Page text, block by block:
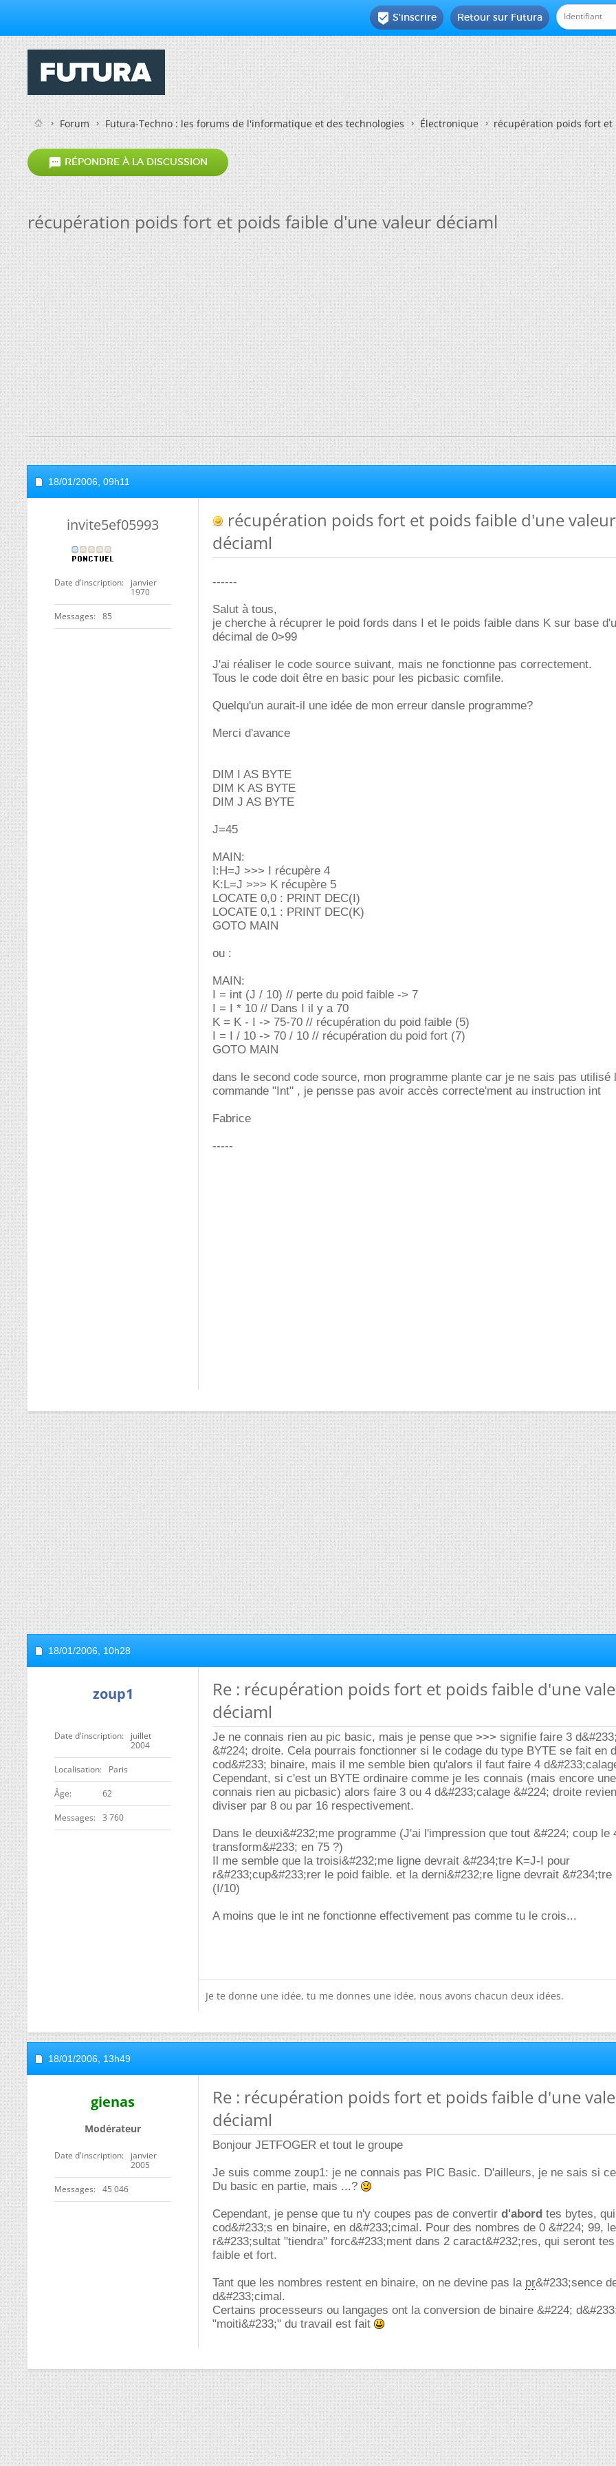
Retour sur Futura
 S'inscrire
Forum Futura-Techno : les forums de l'informatique et des technologies Électronique récupération poids fort
 RÉPONDRE À LA DISCUSSION
récupération poids fort et poids faible d'une valeur déciaml
18/01/2006, 09h11
invite5ef05993
Date d'inscription
janvier
1970
Messages 85
récupération poids fort et poids faible d'une valeur
déciaml
------
Salut à tous,
je cherche à récuprer le poid fords dans I et le poids faible dans K sur base
décimal de 0>99
J'ai réaliser le code source suivant, mais ne fonctionne pas correctement.
Tous le code doit être en basic pour les picbasic comfile.
Quelqu'un aurait-il une idée de mon erreur dansle programme?
Merci d'avance
DIM I AS BYTE
DIM K AS BYTE
DIM J AS BYTE
J=45
MAIN:
I:H=J >>> I récupère 4
K:L=J >>> K récupère 5
LOCATE 0,0 : PRINT DEC(I)
LOCATE 0,1 : PRINT DEC(K)
GOTO MAIN
ou :
MAIN:
I = int (J / 10) // perte du poid faible -> 7
I = I * 10 // Dans I il y a 70
K = K - I -> 75-70 // récupération du poid faible (5)
I = I / 10 -> 70 / 10 // récupération du poid fort (7)
GOTO MAIN
dans le second code source, mon programme plante car je ne sais pas utilisé
commande "Int" , je pensse pas avoir accès correcte'ment au instruction int
Fabrice
-----
18/01/2006, 10h28
zoup1
Date d'inscription
juillet
2004
Localisation Paris
ge 62
Messages 3 760
Re : récupération poids fort et poids faible d'une
déciaml
Je ne connais rien au pic basic, mais je pense que >>> signifie faire 3
&#224; droite. Cela pourrais fonctionner si le codage du type BYTE se fait en
cod&#233; binaire, mais il me semble bien qu'alors il faut faire 4
Cependant, si c'est un BYTE ordinaire comme je les connais (mais encore
connais rien au picbasic) alors faire 3 ou 4 d&#233;calage &#224; droite
diviser par 8 ou par 16 respectivement.
Dans le deuxi&#232;me programme (J'ai l'impression que tout &#224; coup le
transform&#233; en 75 ?)
Il me semble que la troisi&#232;me ligne devrait &#234;tre K=J-I pour
r&#233;cup&#233;rer le poid faible. et la derni&#232;re ligne devrait &#234;tre
(I/10)
A moins que le int ne fonctionne effectivement pas comme tu le crois...
Je te donne une idée, tu me donnes une idée, nous avons chacun deux idées.
18/01/2006, 13h49
gienas
Modérateur
Date d'inscription
janvier
2005
Messages 45 046
Re : récupération poids fort et poids faible d'une
déciaml
Bonjour JETFOGER et tout le groupe
Je suis comme zoup1: je ne connais pas PIC Basic. D'ailleurs, je ne sais si
Du basic en partie, mais ...?
Cependant, je pense que tu n'y coupes pas de convertir d'abord tes bytes,
cod&#233;s en binaire, en d&#233;cimal. Pour des nombres de 0 &#224; 99, le
r&#233;sultat "tiendra" forc&#233;ment dans 2 caract&#232;res, qui seront
faible et fort.
Tant que les nombres restent en binaire, on ne devine pas la pr&#233;sence
d&#233;cimal.
Certains processeurs ou langages ont la conversion de binaire &#224;
"moiti&#233;" du travail est fait